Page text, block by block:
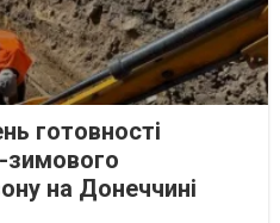
готовності
зимового
на Донеччині